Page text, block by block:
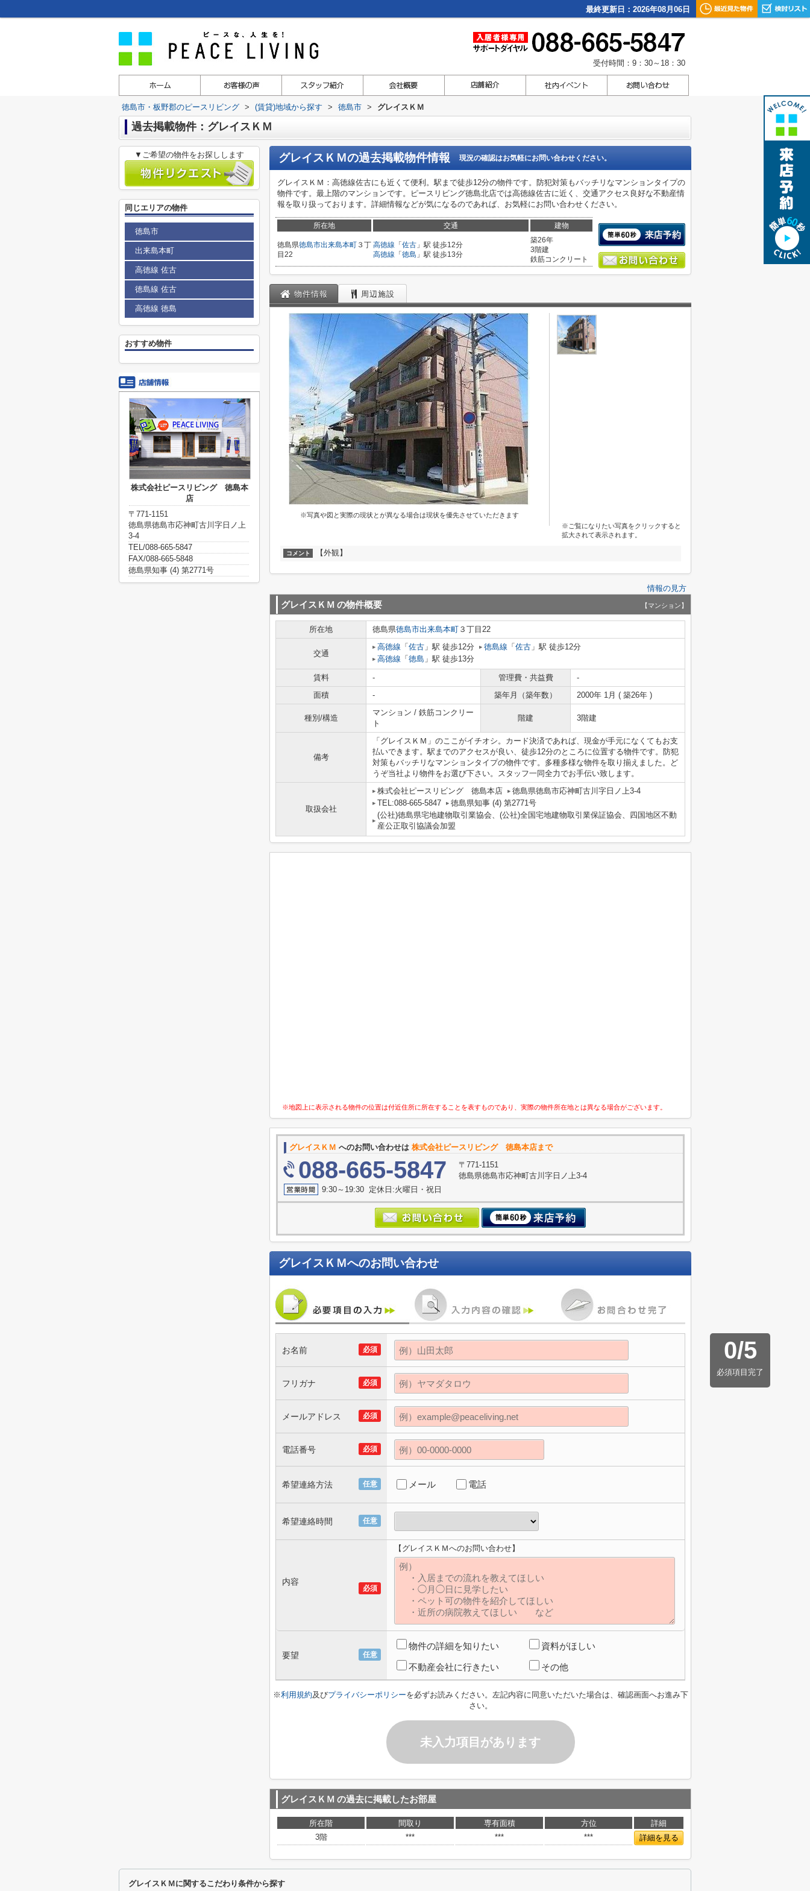
最終更新日：2026年08月06日
受付時間：9：30～18：30
徳島市・板野郡のピースリビング > (賃貸)地域から探す > 徳島市 > グレイスＫＭ
過去掲載物件：グレイスＫＭ
グレイスＫＭの過去掲載物件情報 現況の確認はお気軽にお問い合わせください。
グレイスＫＭ：高徳線佐古にも近くて便利。駅まで徒歩12分の物件です。防犯対策もバッチリなマンションタイプの
物件です。最上階のマンションです。ピースリビング徳島北店では高徳線佐古に近く、交通アクセス良好な不動産情
報を取り扱っております。詳細情報などが気になるのであれば、お気軽にお問い合わせください。
所在地 交通 建物
徳島県徳島市出来島本町 ３丁
目22
高徳線 「 佐古 」駅 徒歩12分
高徳線 「 徳島 」駅 徒歩13分
築26年
3階建
鉄筋コンクリート
物件情報 周辺施設
※写真や図と実際の現状とが異なる場合は現状を優先させていただきます
※ご覧になりたい写真をクリックすると
拡大されて表示されます。
コメント 【外観】
情報の見方
グレイスＫＭ の物件概要 【マンション】
所在地 徳島県徳島市出来島本町 ３丁目22
交通
高徳線 「 佐古 」駅 徒歩12分 徳島線 「 佐古 」駅 徒歩12分
高徳線 「 徳島 」駅 徒歩13分
賃料 - 管理費・共益費
-
面積
- 築年月（築年数） 2000年 1月 ( 築26年 )
種別/構造
マンション / 鉄筋コンクリー
ト
階建 3階建
備考
「グレイスＫＭ」のここがイチオシ。カード決済であれば、現金が手元になくてもお支
払いできます。駅までのアクセスが良い、徒歩12分のところに位置する物件です。防犯
対策もバッチリなマンションタイプの物件です。多種多様な物件を取り揃えました。ど
うぞ当社より物件をお選び下さい。スタッフ一同全力でお手伝い致します。
取扱会社
株式会社ピースリビング 徳島本店
徳島県徳島市応神町古川字日ノ上3-4
TEL:088-665-5847
徳島県知事 (4) 第2771号
(公社)徳島県宅地建物取引業協会、(公社)全国宅地建物取引業保証協会、四国地区不動
産公正取引協議会加盟
※地図上に表示される物件の位置は付近住所に所在することを表すものであり、実際の物件所在地とは異なる場合がございます。
グレイスＫＭ へのお問い合わせは 株式会社ピースリビング 徳島本店まで
088-665-5847
〒771-1151
徳島県徳島市応神町古川字日ノ上3-4
9:30～19:30 定休日:火曜日・祝日
グレイスＫＭへのお問い合わせ
0/5
必須項目完了
必須
お名前
必須
フリガナ
必須
メールアドレス
必須
電話番号
任意
希望連絡方法 メール 電話
任意
希望連絡時間
必須
内容
【グレイスＫＭへのお問い合わせ】
任意
要望
物件の詳細を知りたい 資料がほしい
不動産会社に行きたい その他
※利用規約及びプライバシーポリシーを必ずお読みください。左記内容に同意いただいた場合は、確認画面へお進み下
さい。
未入力項目があります
グレイスＫＭ の過去に掲載したお部屋
所在階 間取り 専有面積 方位
詳細
3階
*** *** *** 詳細を見る
▼ご希望の物件をお探しします
同じエリアの物件
徳島市
出来島本町
高徳線 佐古
徳島線 佐古
高徳線 徳島
おすすめ物件
株式会社ピースリビング 徳島本
店
〒771-1151
徳島県徳島市応神町古川字日ノ上
3-4
TEL/088-665-5847
FAX/088-665-5848
徳島県知事 (4) 第2771号
グレイスＫＭに関するこだわり条件から探す